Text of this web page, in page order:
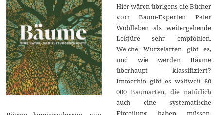
Hier wären übrigens die Bücher
vom Baum-Experten Peter
Wohlleben als weitergehende
Lektüre sehr empfohlen.
Welche Wurzelarten gibt es,
und wie werden Bäume
überhaupt klassifiziert?
Immerhin gibt es weltweit 60
000 Baumarten, die natürlich
auch eine systematische
Einteilung haben müssen.